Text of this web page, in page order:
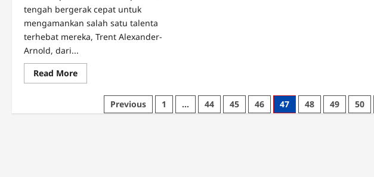
Jerman
tengah bergerak cepat untuk
mengamankan salah satu talenta
terhebat mereka, Trent Alexander-
Arnold, dari...
Read MoreRead
more
Dikejar
Liverpool
Previous 1 … 44 45 46 47 48 49 50